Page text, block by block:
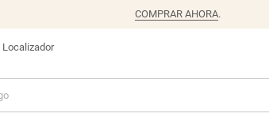
COMPRAR AHORA.
Localizador